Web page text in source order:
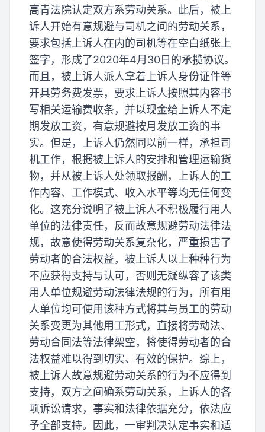
高青法院认定双方系劳动关系。此后，被上
诉人开始有意规避与司机之间的劳动关系，
要求包括上诉人在内的司机等在空白纸张上
签字，形成了2020年4月30日的承揽协议。
而且，被上诉人派人拿着上诉人身份证件等
开具劳务费发票，要求上诉人按照其内容书
写相关运输费收条，并以现金给上诉人不定
期发放工资，有意规避按月发放工资的事
实。但是，上诉人仍然同以前一样，承担司
机工作，根据被上诉人的安排和管理运输货
物，并从被上诉人处领取报酬，上诉人的工
作内容、工作模式、收入水平等均无任何变
化。这充分说明了被上诉人不积极履行用人
单位的法律责任，反而故意规避劳动法律法
规，故意使得劳动关系复杂化，严重损害了
劳动者的合法权益，被上诉人以上种种行为
不应获得支持与认可，否则无疑纵容了该类
用人单位规避劳动法律法规的行为，所有用
人单位均可使用该种方式将其与员工的劳动
关系变更为其他用工形式，直接将劳动法、
劳动合同法等法律架空，将使得劳动者的合
法权益难以得到切实、有效的保护。综上，
被上诉人故意规避劳动关系的行为不应得到
支持，双方之间确系劳动关系，上诉人的各
项诉讼请求，事实和法律依据充分，依法应
予全部支持。因此，一审判决认定事实和适